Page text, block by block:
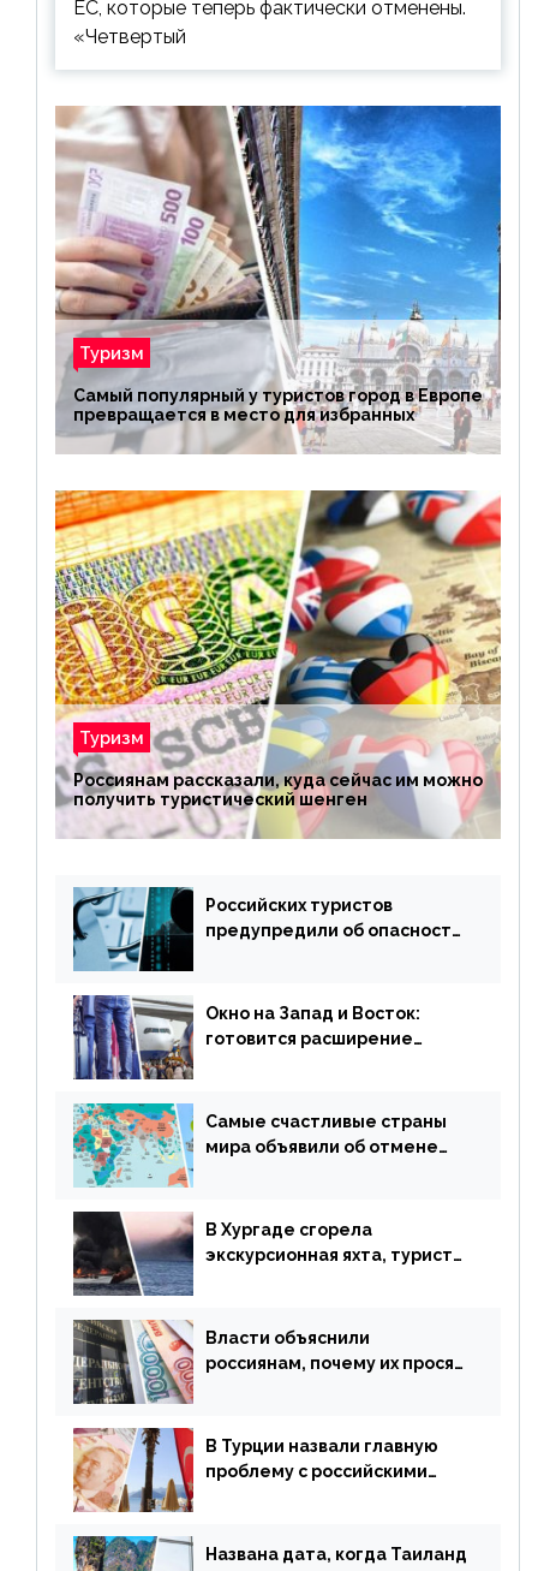
ЕС, которые теперь фактически отменены.
«Четвертый
Туризм
Самый популярный у туристов город в Европе
превращается в место для избранных
Туризм
Россиянам рассказали, куда сейчас им можно
получить туристический шенген
Российских туристов
предупредили об опасности
Окно на Запад и Восток:
готовится расширение
Самые счастливые страны
мира объявили об отмене
В Хургаде сгорела
экскурсионная яхта, туристы
Власти объяснили
россиянам, почему их просят
В Турции назвали главную
проблему с российскими
Названа дата, когда Таиланд